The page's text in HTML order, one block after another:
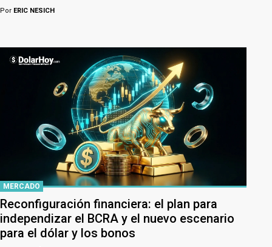
Por ERIC NESICH
MERCADO
Reconfiguración financiera: el plan para
independizar el BCRA y el nuevo escenario
para el dólar y los bonos